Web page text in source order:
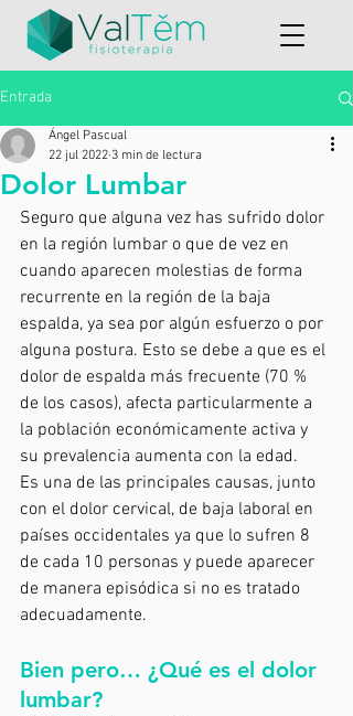
Entrada
Dolor Lumbar
Ángel Pascual
22 jul 2022 3 min de lectura
Seguro que alguna vez has sufrido dolor
en la región lumbar o que de vez en
cuando aparecen molestias de forma
recurrente en la región de la baja
espalda, ya sea por algún esfuerzo o por
alguna postura. Esto se debe a que es el
dolor de espalda más frecuente (70 %
de los casos), afecta particularmente a
la población económicamente activa y
su prevalencia aumenta con la edad.
Es una de las principales causas, junto
con el dolor cervical, de baja laboral en
países occidentales ya que lo sufren 8
de cada 10 personas y puede aparecer
de manera episódica si no es tratado
adecuadamente.
Bien pero… ¿Qué es el dolor
lumbar?